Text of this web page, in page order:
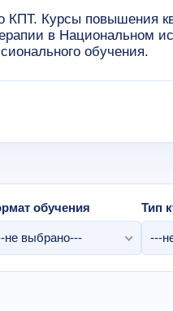
КПТ. Курсы повышения
в Национальном
обучения.
обучения
не выбрано---
Тип
---